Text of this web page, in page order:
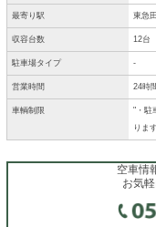
最寄り駅 東急
収容台数 12台
駐車場タイプ -
営業時間 24時
車輌制限
"・駐
ります
空車情
お気